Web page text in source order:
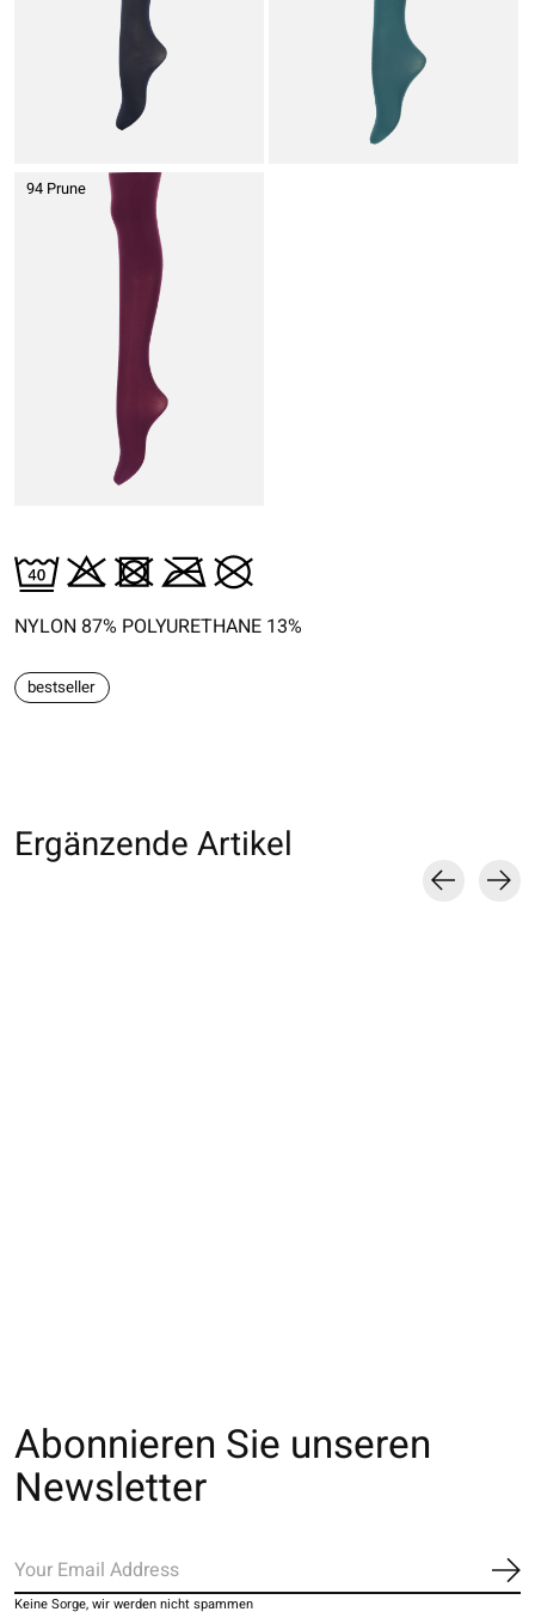
94 Prune
NYLON 87% POLYURETHANE 13%
bestseller
Ergänzende Artikel
Abonnieren Sie unseren
Newsletter
Keine Sorge, wir werden nicht spammen